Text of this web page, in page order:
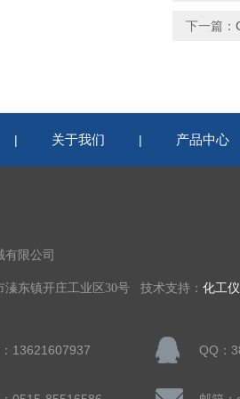
下一篇：
| 关于我们 | 产品中心
限公司
溱东镇开庄工业区30号 技术支持： 化工
QQ：